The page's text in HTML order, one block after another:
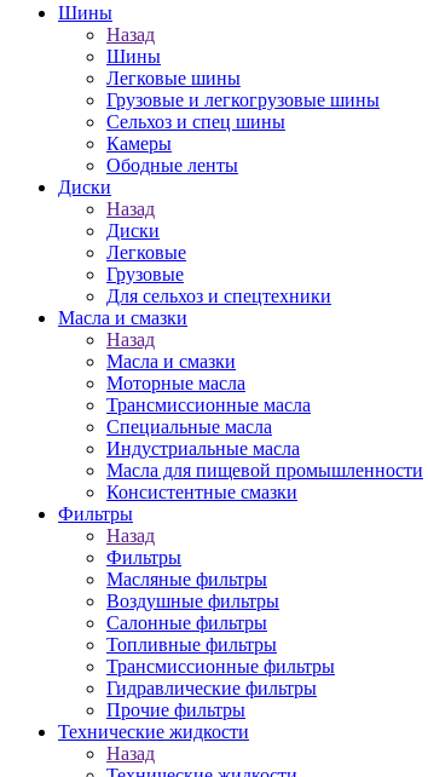
Шины
Назад
Шины
Легковые шины
Грузовые и легкогрузовые шины
Сельхоз и спец шины
Камеры
Ободные ленты
Диски
Назад
Диски
Легковые
Грузовые
Для сельхоз и спецтехники
Масла и смазки
Назад
Масла и смазки
Моторные масла
Трансмиссионные масла
Специальные масла
Индустриальные масла
Масла для пищевой промышленности
Консистентные смазки
Фильтры
Назад
Фильтры
Масляные фильтры
Воздушные фильтры
Салонные фильтры
Топливные фильтры
Трансмиссионные фильтры
Гидравлические фильтры
Прочие фильтры
Технические жидкости
Назад